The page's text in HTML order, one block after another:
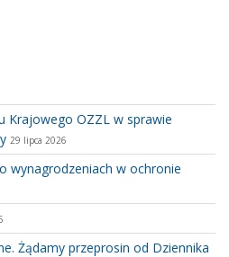
Krajowego OZZL w sprawie
29 lipca 2026
wynagrodzeniach w ochronie
Żądamy przeprosin od Dziennika